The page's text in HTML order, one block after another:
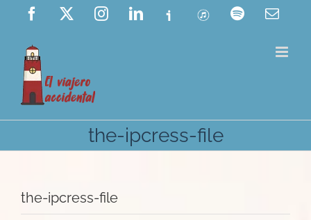
Saltar
contenido
Facebook InstagramLinkedIn
Ivoox ITunes Spotify
the-ipcress-file
the-ipcress-file